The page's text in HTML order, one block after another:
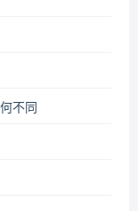
不同